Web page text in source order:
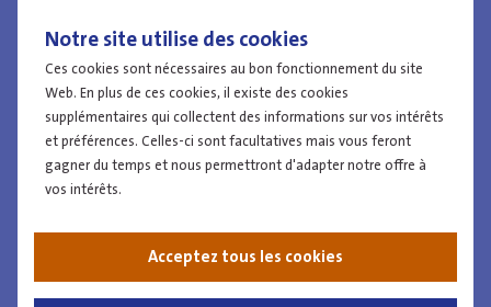
Notre site utilise des cookies
Ces cookies sont nécessaires au bon fonctionnement du site
Web. En plus de ces cookies, il existe des cookies
supplémentaires qui collectent des informations sur vos intérêts
et préférences. Celles-ci sont facultatives mais vous feront
gagner du temps et nous permettront d'adapter notre offre à
vos intérêts.
Acceptez tous les cookies
Brabant flamand
Brabant wallon
Bruxelles-Capitale
Flandre occidentale
Flandre orientale
Liège
Limbourg
Luxembourg